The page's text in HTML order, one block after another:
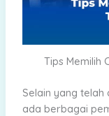
Tips Memilih
Selain yang telah
ada berbagai